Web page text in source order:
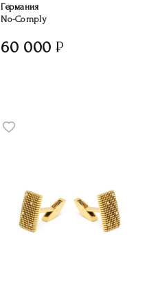
Германия
No-Comply
60 000